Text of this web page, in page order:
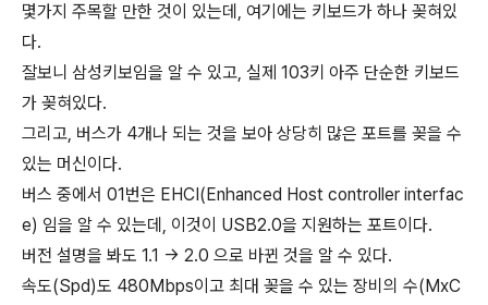
몇가지 주목할 만한 것이 있는데, 여기에는 키보드가 하나 꽂혀있
다.
잘보니 삼성키보임을 알 수 있고, 실제 103키 아주 단순한 키보드
가 꽂혀있다.
그리고, 버스가 4개나 되는 것을 보아 상당히 많은 포트를 꽂을 수
있는 머신이다.
버스 중에서 01번은 EHCI(Enhanced Host controller interfac
e) 임을 알 수 있는데, 이것이 USB2.0을 지원하는 포트이다.
버전 설명을 봐도 1.1 -> 2.0 으로 바뀐 것을 알 수 있다.
속도(Spd)도 480Mbps이고 최대 꽂을 수 있는 장비의 수(MxC